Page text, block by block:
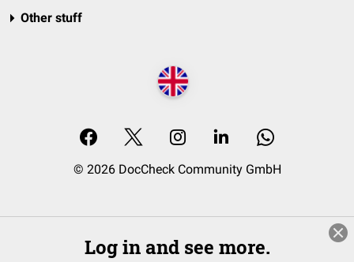
Other stuff
© 2026 DocCheck Community GmbH
Log in and see more.